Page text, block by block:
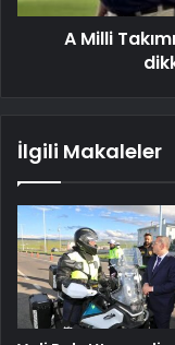
A Milli
İlgili Makaleler